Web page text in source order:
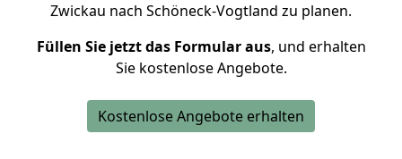
Zwickau nach Schöneck-Vogtland zu planen.
Füllen Sie jetzt das Formular aus, und erhalten
Sie kostenlose Angebote.
Kostenlose Angebote erhalten